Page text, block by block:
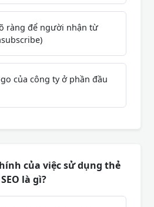
ràng để người nhận từ
của công ty ở phần đầu
của việc sử dụng thẻ
là gì?